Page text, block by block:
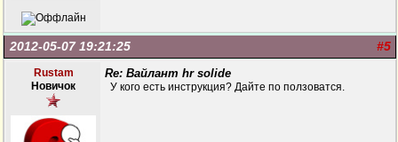
#5
2012-05-07 19:21:25
Rustam
Новичок
Re: Вайлант hr solide
У кого есть инструкция? Дайте по ползоватся.